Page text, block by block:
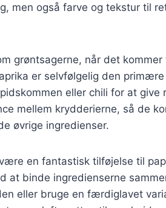
men også farve og tekstur til
grøntsagerne, når det
er selvfølgelig den
eller chili for at give
mellem krydderierne, så de
øvrige ingredienser.
en fantastisk tilføjelse til
at binde ingredienserne
eller bruge en færdiglavet